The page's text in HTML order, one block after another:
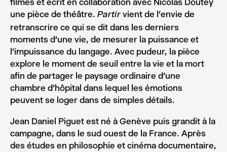
filmés et écrit en collaboration avec Nicolas Doutey
une pièce de théâtre. Partir vient de l’envie de
retranscrire ce qui se dit dans les derniers
moments d’une vie, de mesurer la puissance et
l’impuissance du langage. Avec pudeur, la pièce
explore le moment de seuil entre la vie et la mort
afin de partager le paysage ordinaire d’une
chambre d’hôpital dans lequel les émotions
peuvent se loger dans de simples détails.
Jean Daniel Piguet est né à Genève puis grandit à la
campagne, dans le sud ouest de la France. Après
des études en philosophie et cinéma documentaire,